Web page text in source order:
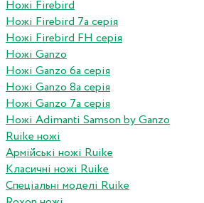
Ножі Firebird
Ножі Firebird 7а серія
Ножі Firebird FH серія
Ножі Ganzo
Ножі Ganzo 6а серія
Ножі Ganzo 8а серія
Ножі Ganzo 7а серія
Ножі Adimanti Samson by Ganzo
Ruike ножі
Армійські ножі Ruike
Класичні ножі Ruike
Спеціальні моделі Ruike